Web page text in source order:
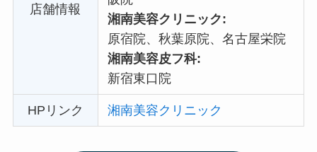
店舗情報
湘南美容クリニック:
原宿院、秋葉原院、名古屋栄院
湘南美容皮フ科:
新宿東口院
HPリンク 湘南美容クリニック